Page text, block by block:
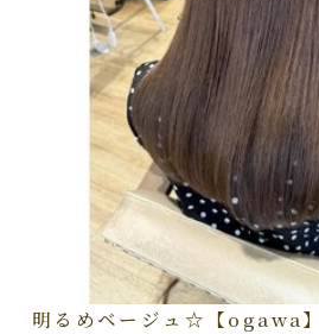
明るめベージュ☆【ogawa】